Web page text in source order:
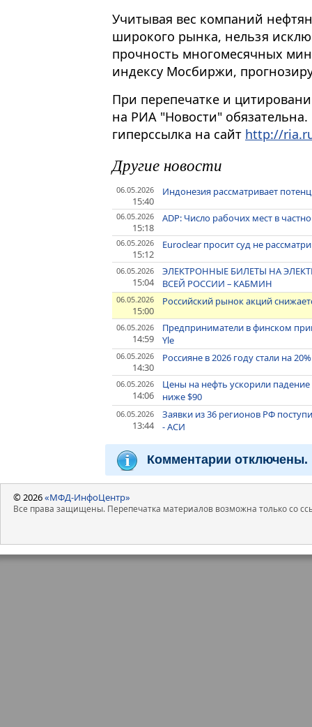
Учитывая вес компаний
широкого рынка, нельзя
прочность многомесячных
индексу Мосбиржи,
При перепечатке и
на РИА "Новости"
гиперссылка на сайт http://
Другие новости
06.05.2026
15:40
Индонезия рассматривает
06.05.2026
15:18
ADP: Число рабочих мест в
06.05.2026
15:12
Euroclear просит суд не
06.05.2026
15:04
ЭЛЕКТРОННЫЕ БИЛЕТЫ НА
ВСЕЙ РОССИИ – КАБМИН
06.05.2026
15:00
Российский рынок акций
06.05.2026
14:59
Предприниматели в финском
Yle
06.05.2026
14:30
Россияне в 2026 году стали на
06.05.2026
14:06
Цены на нефть ускорили падение
ниже $90
06.05.2026
13:44
Заявки из 36 регионов РФ
- АСИ
Комментарии отключены.
© 2026«МФД-ИнфоЦентр»
Все права защищены. Перепечатка материалов возможна только со